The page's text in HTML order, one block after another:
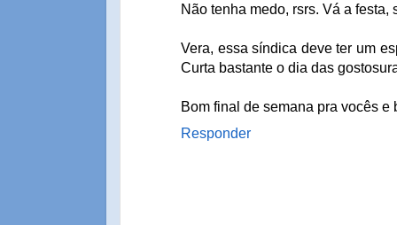
Não tenha medo, rsrs. Vá a festa,
Vera, essa síndica deve ter um
Curta bastante o dia das
Bom final de semana pra vocês
Responder